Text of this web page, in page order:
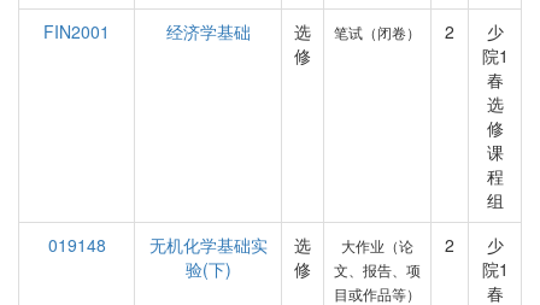
FIN2001
经济学基础
选
修
笔试（闭卷） 2
少
院1
春
选
修
课
程
组
019148
无机化学基础实
验(下)
选
修
大作业（论
文、报告、项
目或作品等）
2
少
院1
春